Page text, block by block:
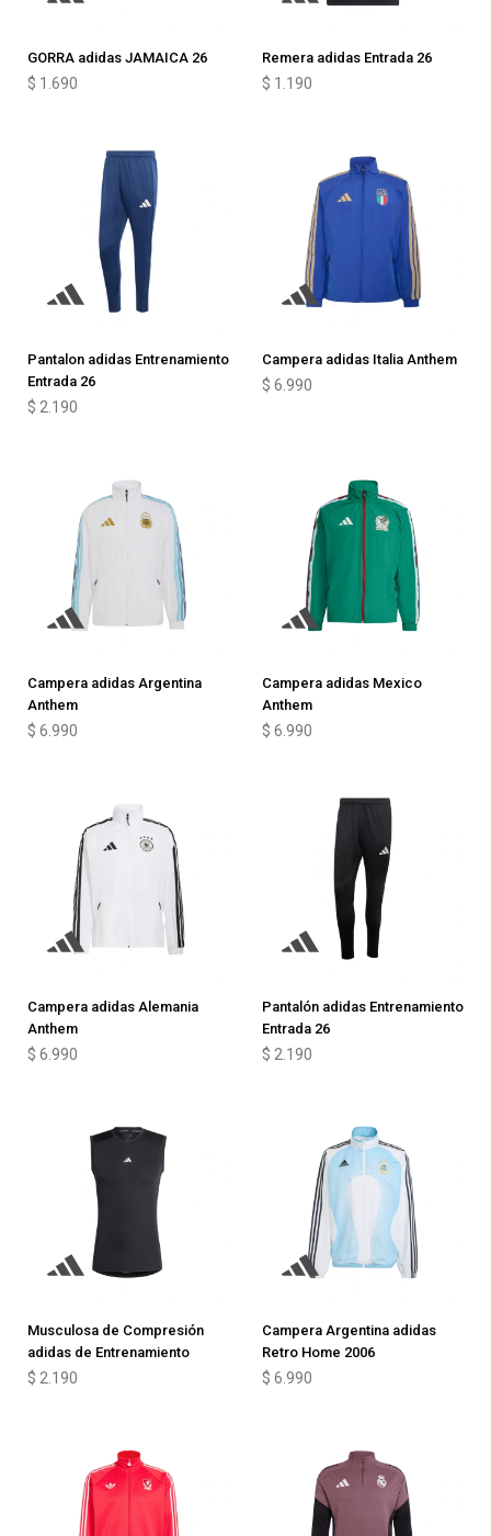
GORRA adidas JAMAICA 26
$ 1.690
Remera adidas Entrada 26
$ 1.190
Pantalon adidas Entrenamiento
Entrada 26
$ 2.190
Campera adidas Italia Anthem
$ 6.990
Campera adidas Argentina
Anthem
$ 6.990
Campera adidas Mexico
Anthem
$ 6.990
Campera adidas Alemania
Anthem
$ 6.990
Pantalón adidas Entrenamiento
Entrada 26
$ 2.190
Musculosa de Compresión
adidas de Entrenamiento
$ 2.190
Campera Argentina adidas
Retro Home 2006
$ 6.990